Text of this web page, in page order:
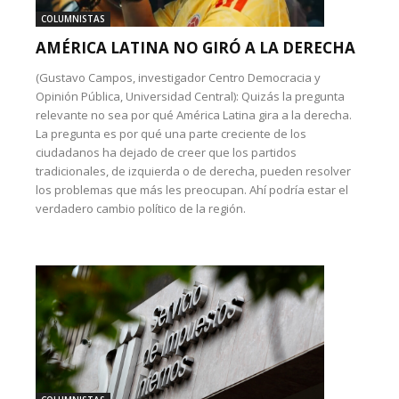
COLUMNISTAS
AMÉRICA LATINA NO GIRÓ A LA DERECHA
(Gustavo Campos, investigador Centro Democracia y
Opinión Pública, Universidad Central): Quizás la pregunta
relevante no sea por qué América Latina gira a la derecha.
La pregunta es por qué una parte creciente de los
ciudadanos ha dejado de creer que los partidos
tradicionales, de izquierda o de derecha, pueden resolver
los problemas que más les preocupan. Ahí podría estar el
verdadero cambio político de la región.